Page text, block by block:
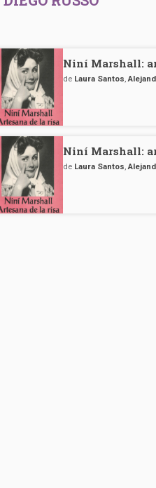
Niní Marshall:
de Laura Santos,
Niní Marshall:
de Laura Santos,